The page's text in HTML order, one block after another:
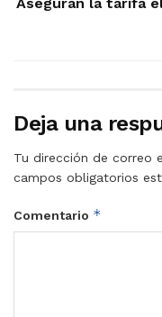
Deja una
Tu dirección de correo
campos obligatorios
Comentario *